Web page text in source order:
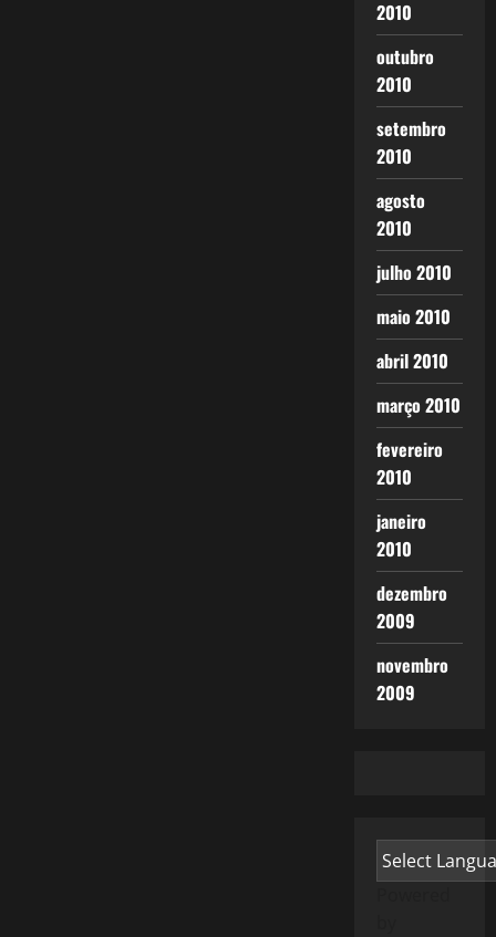
2010
outubro
2010
setembro
2010
agosto
2010
julho 2010
maio 2010
abril 2010
março 2010
fevereiro
2010
janeiro
2010
dezembro
2009
novembro
2009